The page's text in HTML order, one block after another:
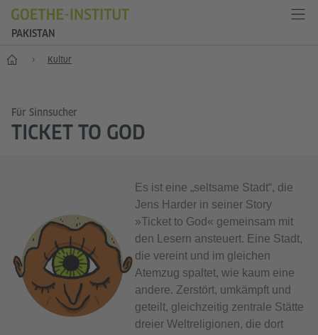
PAKISTAN
Start Kultur
Für Sinnsucher
TICKET TO GOD
Es ist eine „seltsame Stadt“, die
Jens Harder in seiner Story
»Ticket to God« gemeinsam mit
den Lesern ansteuert. Eine Stadt,
die vereint und im gleichen
Atemzug spaltet, wie kaum eine
andere. Zerstört, umkämpft und
geteilt, gleichzeitig zentrale Stätte
dreier Weltreligionen, die dort